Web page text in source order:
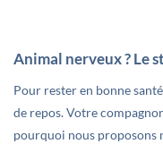
Animal nerveux ? Le
Pour rester en bonne
de repos. Votre
pourquoi nous proposons